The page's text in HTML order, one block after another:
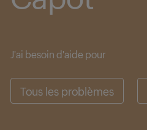
J'ai besoin d'aide pour
Tous les problèmes